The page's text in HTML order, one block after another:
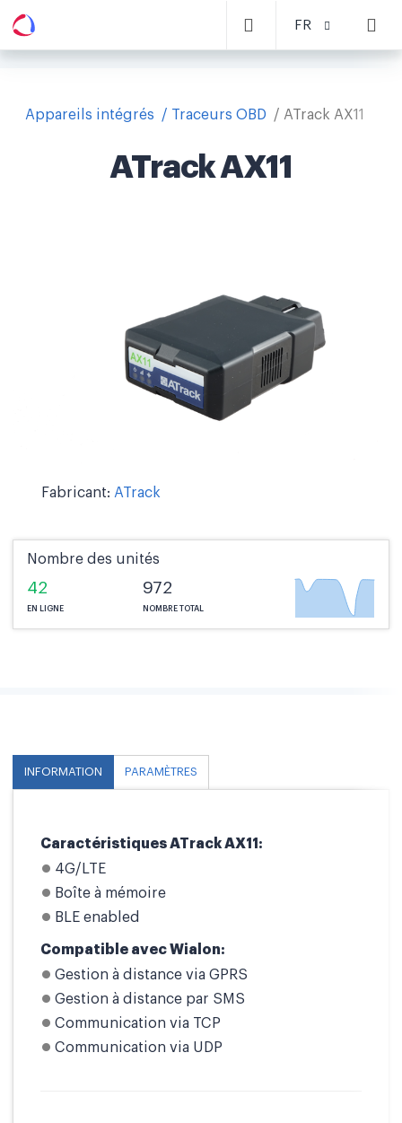
FR
Appareils intégrés Traceurs OBD ATrack AX11
ATrack AX11
Fabricant: ATrack
Nombre des unités
42
EN LIGNE
972
NOMBRE TOTAL
INFORMATION PARAMÈTRES
Caractéristiques ATrack AX11:
4G/LTE
Boîte à mémoire
BLE enabled
Compatible avec Wialon:
Gestion à distance via GPRS
Gestion à distance par SMS
Communication via TCP
Communication via UDP